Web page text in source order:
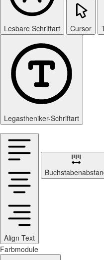
Lesbare Schriftart Cursor
Legastheniker-Schriftart
Align Text
Farbmodule